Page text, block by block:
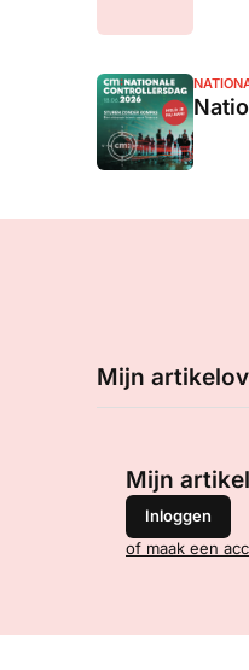
Mijn
Mijn
Inloggen
of maak een